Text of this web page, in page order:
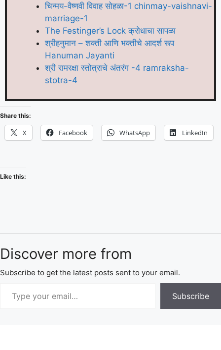
चिन्मय-वैष्णवी विवाह सोहळा-1 chinmay-vaishnavi-
marriage-1
The Festinger’s Lock क्रोधाचा सापळा
श्रीहनुमान – शक्ती आणि भक्तीचे आदर्श रूप
Hanuman Jayanti
श्री रामरक्षा स्तोत्राचे अंतरंग -4 ramraksha-
stotra-4
Share this:
X Facebook WhatsApp LinkedIn
Like this:
Discover more from
Subscribe to get the latest posts sent to your email.
Subscribe